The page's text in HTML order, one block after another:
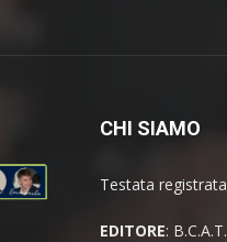
CHI SIAMO
Testata
EDITORE: